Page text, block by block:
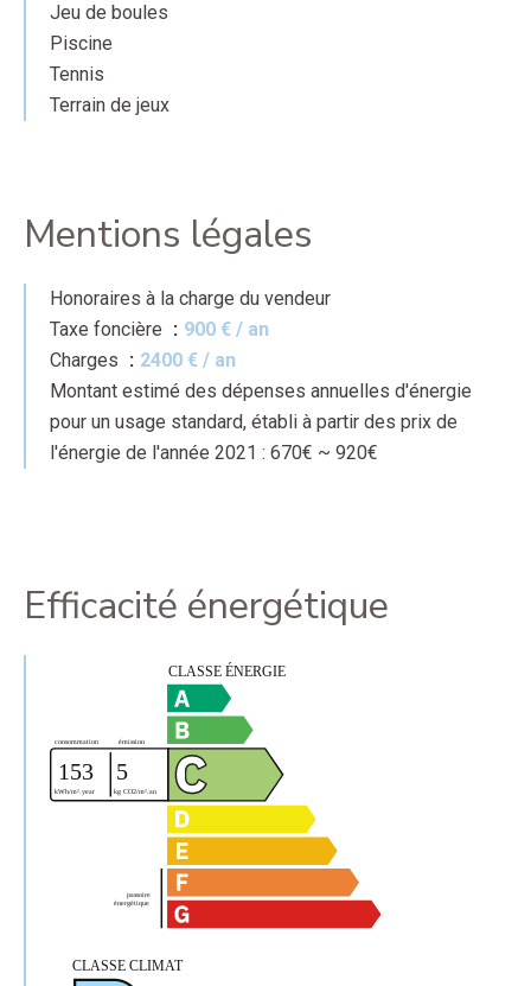
Jeu de boules
Piscine
Tennis
Terrain de jeux
Mentions légales
Honoraires à la charge du vendeur
Taxe foncière
900 € / an
Charges
2400 € / an
Montant estimé des dépenses annuelles d'énergie
pour un usage standard, établi à partir des prix de
l'énergie de l'année 2021 : 670€ ~ 920€
Efficacité énergétique